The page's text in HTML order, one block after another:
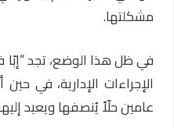
مشكلتها.
في ظل هذا الوضع، تجد
الإجراءات الإدارية، في
عامين حلّاً يُنصفها ويعيد